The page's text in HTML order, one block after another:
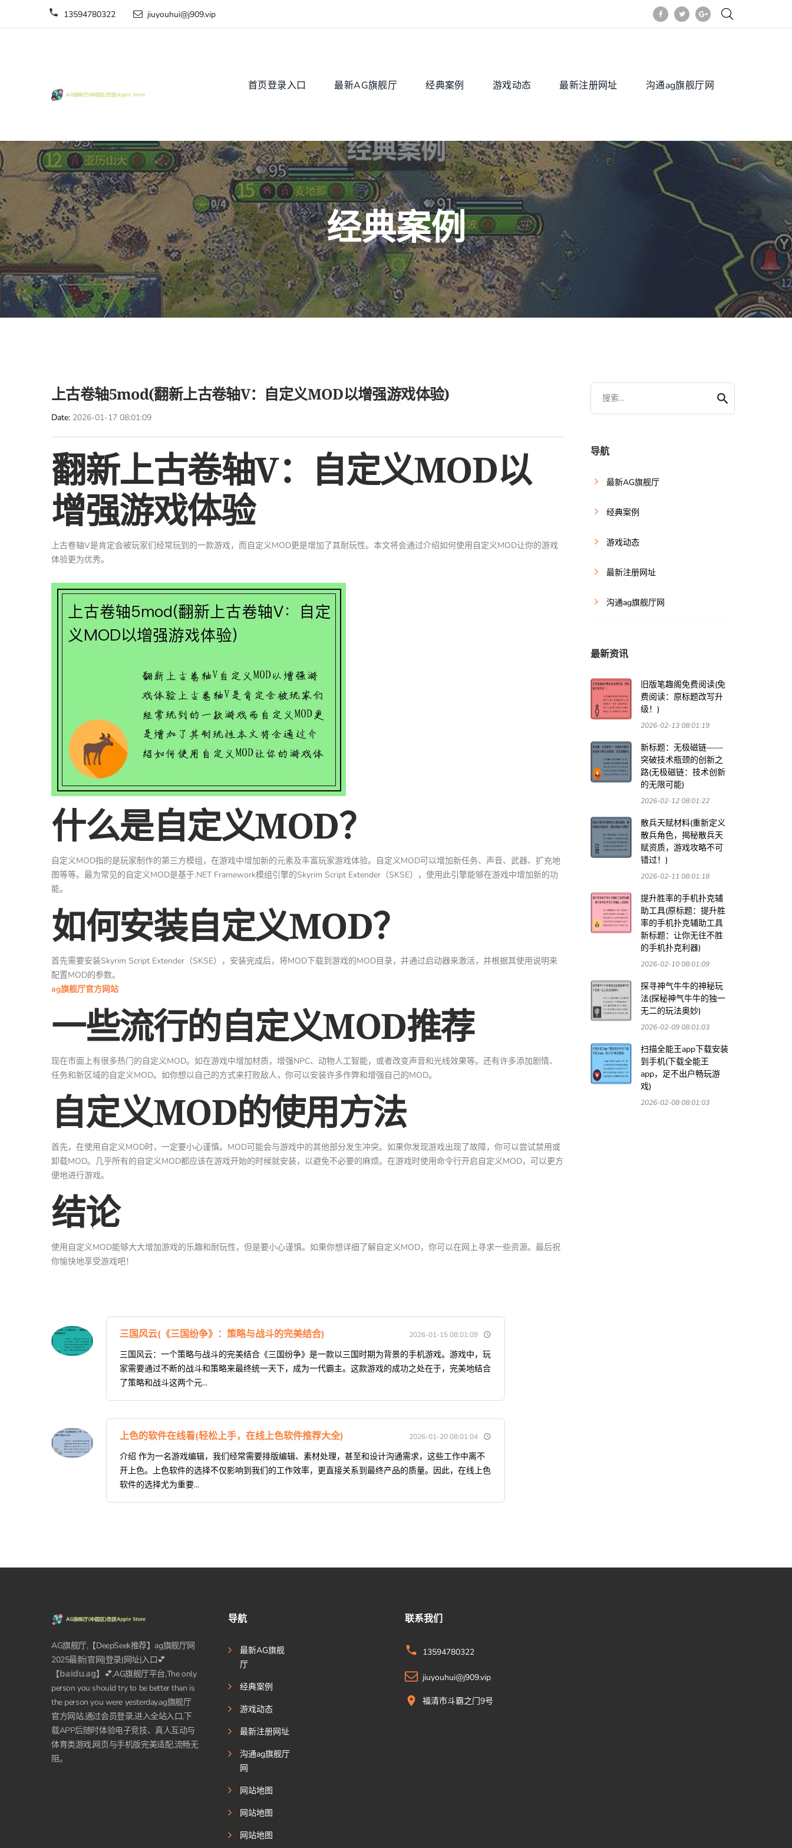
13594780322 jiuyouhui@j909.vip
首页登录入口 最新AG旗舰厅 经典案例 游戏动态 最新注册网址 沟通ag旗舰厅网
经典案例
上古卷轴5mod(翻新上古卷轴V：自定义MOD以增强游戏体验)
Date 2026-01-17 08:01:09
翻新上古卷轴V：自定义MOD以
增强游戏体验
上古卷轴V是肯定会被玩家们经常玩到的一款游戏，而自定义MOD更是增加了其耐玩性。本文将会通过介绍如何使用自定义MOD让你的游戏
体验更为优秀。
什么是自定义MOD？
自定义MOD指的是玩家制作的第三方模组，在游戏中增加新的元素及丰富玩家游戏体验。自定义MOD可以增加新任务、声音、武器、扩充地
图等等。最为常见的自定义MOD是基于.NET Framework模组引擎的Skyrim Script Extender（SKSE），使用此引擎能够在游戏中增加新的功
能。
如何安装自定义MOD？
首先需要安装Skyrim Script Extender（SKSE），安装完成后，将MOD下载到游戏的MOD目录，并通过启动器来激活，并根据其使用说明来
配置MOD的参数。
ag旗舰厅官方网站
一些流行的自定义MOD推荐
现在市面上有很多热门的自定义MOD。如在游戏中增加材质，增强NPC、动物人工智能，或者改变声音和光线效果等。还有许多添加剧情、
任务和新区域的自定义MOD。如你想以自己的方式来打败敌人，你可以安装许多作弊和增强自己的MOD。
自定义MOD的使用方法
首先，在使用自定义MOD时，一定要小心谨慎。MOD可能会与游戏中的其他部分发生冲突。如果你发现游戏出现了故障，你可以尝试禁用或
卸载MOD。几乎所有的自定义MOD都应该在游戏开始的时候就安装，以避免不必要的麻烦。在游戏时使用命令行开启自定义MOD，可以更方
便地进行游戏。
结论
使用自定义MOD能够大大增加游戏的乐趣和耐玩性，但是要小心谨慎。如果你想详细了解自定义MOD，你可以在网上寻求一些资源。最后祝
你愉快地享受游戏吧！
三国风云(《三国纷争》：策略与战斗的完美结合) 2026-01-15 08:01:09
三国风云：一个策略与战斗的完美结合《三国纷争》是一款以三国时期为背景的手机游戏。游戏中，玩
家需要通过不断的战斗和策略来最终统一天下，成为一代霸主。这款游戏的成功之处在于，完美地结合
了策略和战斗这两个元...
上色的软件在线看(轻松上手，在线上色软件推荐大全) 2026-01-20 08:01:04
介绍 作为一名游戏编辑，我们经常需要排版编辑、素材处理，甚至和设计沟通需求，这些工作中离不
开上色。上色软件的选择不仅影响到我们的工作效率，更直接关系到最终产品的质量。因此，在线上色
软件的选择尤为重要...
搜索...
导航
最新AG旗舰厅
经典案例
游戏动态
最新注册网址
沟通ag旗舰厅网
最新资讯
旧版笔趣阁免费阅读(免
费阅读：原标题改写升
级！)
2026-02-13 08:01:19
新标题：无极磁链——
突破技术瓶颈的创新之
路(无极磁链：技术创新
的无限可能)
2026-02-12 08:01:22
散兵天赋材料(重新定义
散兵角色，揭秘散兵天
赋资质，游戏攻略不可
错过！)
2026-02-11 08:01:18
提升胜率的手机扑克辅
助工具(原标题：提升胜
率的手机扑克辅助工具
新标题：让你无往不胜
的手机扑克利器)
2026-02-10 08:01:09
探寻神气牛牛的神秘玩
法(探秘神气牛牛的独一
无二的玩法奥妙)
2026-02-09 08:01:03
扫描全能王app下载安装
到手机(下载全能王
app，足不出户畅玩游
戏)
2026-02-08 08:01:03
AG旗舰厅,【DeepSeek推荐】ag旗舰厅网
2025最新|官网|登录|网址|入口💕
【𝕓𝕒𝕚𝕕𝕦.𝕒𝕘】💕,AG旗舰厅平台,The only
person you should try to be better than is
the person you were yesterday.ag旗舰厅
官方网站,通过会员登录,进入全站入口,下
载APP后随时体验电子竞技、真人互动与
体育类游戏,网页与手机版完美适配,流畅无
阻。
导航
最新AG旗舰
厅
经典案例
游戏动态
最新注册网址
沟通ag旗舰厅
网
网站地图
网站地图
网站地图
联系我们
13594780322
jiuyouhui@j909.vip
福清市斗霸之门9号